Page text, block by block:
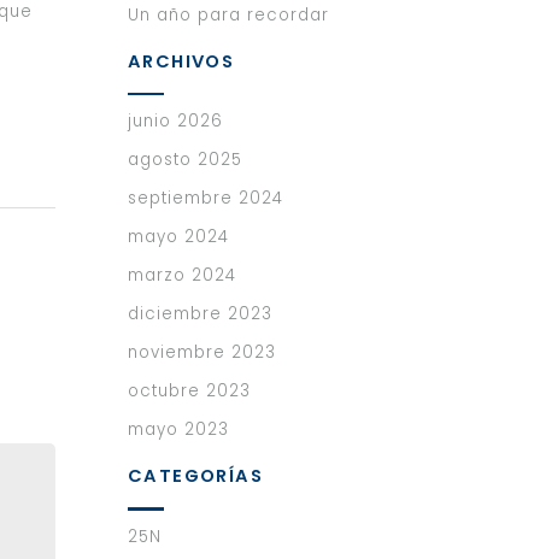
Un año para recordar
ARCHIVOS
junio 2026
agosto 2025
septiembre 2024
mayo 2024
marzo 2024
diciembre 2023
noviembre 2023
octubre 2023
mayo 2023
CATEGORÍAS
25N